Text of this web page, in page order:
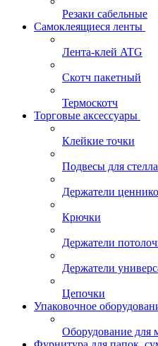
Резаки сабельные
Самоклеящиеся ленты
Лента-клей ATG
Скотч пакетный
Термоскотч
Торговые аксессуары
Клейкие точки
Подвесы для
Держатели
Крючки
Держатели
Держатели
Цепочки
Упаковочное
Оборудование для